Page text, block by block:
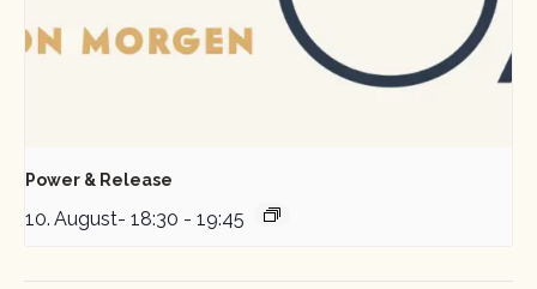
Power & Release
10. August- 18:30 - 19:45